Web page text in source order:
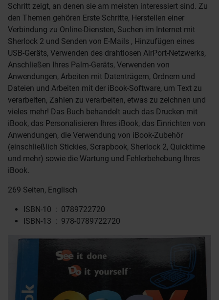
Schritt zeigt, an denen sie am meisten interessiert sind. Zu
den Themen gehören Erste Schritte, Herstellen einer
Verbindung zu Online-Diensten, Suchen im Internet mit
Sherlock 2 und Senden von E-Mails , Hinzufügen eines
USB-Geräts, Verwenden des drahtlosen AirPort-Netzwerks,
Anschließen Ihres Palm-Geräts, Verwenden von
Anwendungen, Arbeiten mit Datenträgern, Ordnern und
Dateien und Arbeiten mit der iBook-Software, um Text zu
verarbeiten, Zahlen zu verarbeiten, etwas zu zeichnen und
vieles mehr! Das Buch behandelt auch das Drucken mit
iBook, das Personalisieren Ihres iBook, das Einrichten von
Anwendungen, die Verwendung von iBook-Zubehör
(einschließlich Stickies, Scrapbook, Sherlock 2, Quicktime
und mehr) sowie die Wartung und Fehlerbehebung Ihres
iBook.
269 Seiten, Englisch
ISBN-10 ‏ : ‎ 0789722720
ISBN-13 ‏ : ‎ 978-0789722720